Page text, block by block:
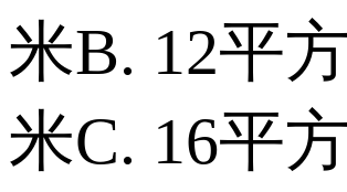
米 B. 12平
米 C. 16平